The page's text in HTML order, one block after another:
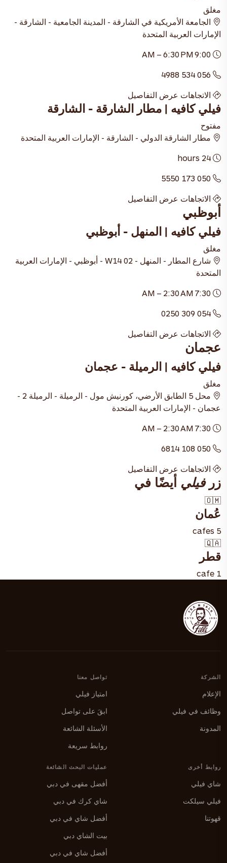
مغلق
الجامعة الأمريكية في الشارقة - المدينة الجامعية - الشارقة -
الإمارات العربية المتحدة
056 534 4988
الاتجاهات عرض التفاصيل
فيلي كافيه | مطار الشارقة - الشارقة
مفتوح
مطار الشارقة الدولي - الشارقة - الإمارات العربية المتحدة
050 173 5550
الاتجاهات عرض التفاصيل
أبوظبي
فيلي كافيه | المنهل - أبوظبي
مغلق
شارع المطار - المنهل - W14 02 - أبوظبي - الإمارات العربية
المتحدة
054 309 0250
الاتجاهات عرض التفاصيل
عجمان
فيلي كافيه | الرميلة - عجمان
مغلق
محل 5 الطابق الأرضي، كورنيش مول - الرميلة - الرميلة 2 -
عجمان - الإمارات العربية المتحدة
050 108 6814
الاتجاهات عرض التفاصيل
زرفيلي أيضًا في
🇴🇲
عُمان
5 cafes
🇶🇦
قطر
1 cafe
الشركة
الإعلام
وظائف في فيلي
المدونة
تواصل معنا
امتياز فيلي
ابقَ على تواصل
الأسئلة الشائعة
روابط سريعة
روابط أخرى
شاي فيلي
فيلي سيلكت
قهوتنا
عمليات البحث الشائعة
أفضل مقهى في دبي
شاي كرك في دبي
أفضل شاي في دبي
بيت الشاي دبي
أفضل شاي في دبي